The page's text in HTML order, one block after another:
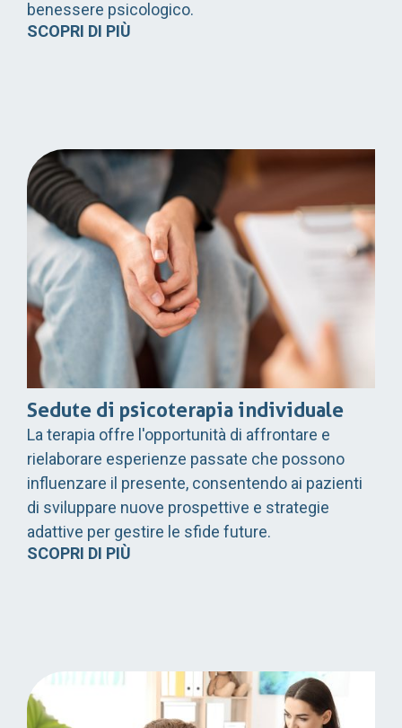
benessere psicologico.
SCOPRI DI PIÙ
Sedute di psicoterapia individuale
La terapia offre l'opportunità di affrontare e
rielaborare esperienze passate che possono
influenzare il presente, consentendo ai pazienti
di sviluppare nuove prospettive e strategie
adattive per gestire le sfide future.
SCOPRI DI PIÙ